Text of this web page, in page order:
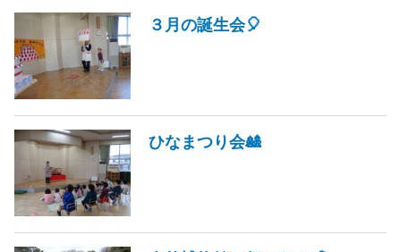
３月の誕生会🎈
ひなまつり会🎎